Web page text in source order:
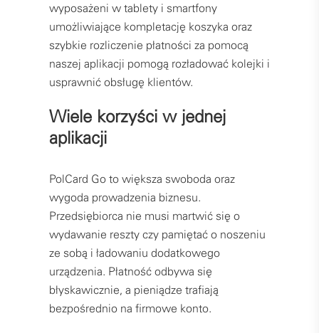
wyposażeni w tablety i smartfony
umożliwiające kompletację koszyka oraz
szybkie rozliczenie płatności za pomocą
naszej aplikacji pomogą rozładować kolejki i
usprawnić obsługę klientów.
Wiele korzyści w jednej
aplikacji
PolCard Go to większa swoboda oraz
wygoda prowadzenia biznesu.
Przedsiębiorca nie musi martwić się o
wydawanie reszty czy pamiętać o noszeniu
ze sobą i ładowaniu dodatkowego
urządzenia. Płatność odbywa się
błyskawicznie, a pieniądze trafiają
bezpośrednio na firmowe konto.